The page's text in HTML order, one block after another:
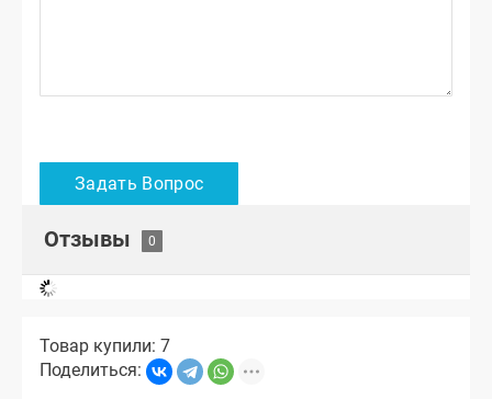
Отзывы
Товар купили: 7
Поделиться: